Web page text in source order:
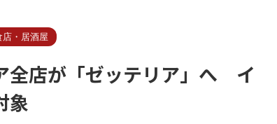
店・居酒屋
全店が「ゼッテリア」へ イ
象